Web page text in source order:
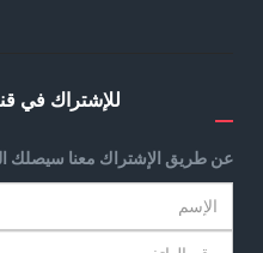
للإشتراك في
عن طريق الإشتراك معنا سيصلك